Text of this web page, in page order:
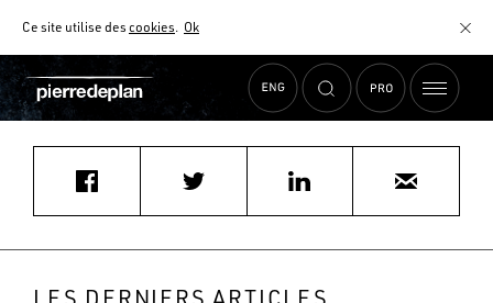
Ce site utilise descookies. Ok
AIDE AU CHOIX
Accueil Actualités BRUSCHETTA CUISINES